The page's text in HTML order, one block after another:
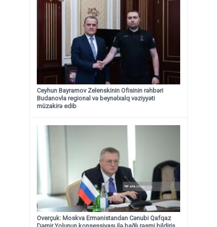
Ceyhun Bayramov Zelenskinin Ofisinin rəhbəri
Budanovla regional və beynəlxalq vəziyyəti
müzakirə edib
Overçuk: Moskva Ermənistandan Cənubi Qafqaz